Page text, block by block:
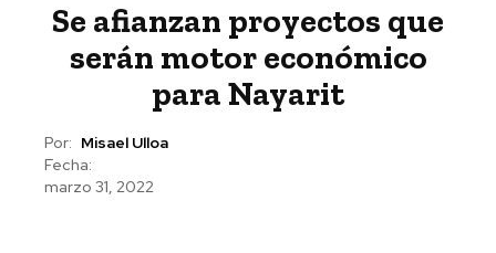
Se afianzan proyectos que
serán motor económico
para Nayarit
Por: Misael Ulloa
Fecha:
marzo 31, 2022